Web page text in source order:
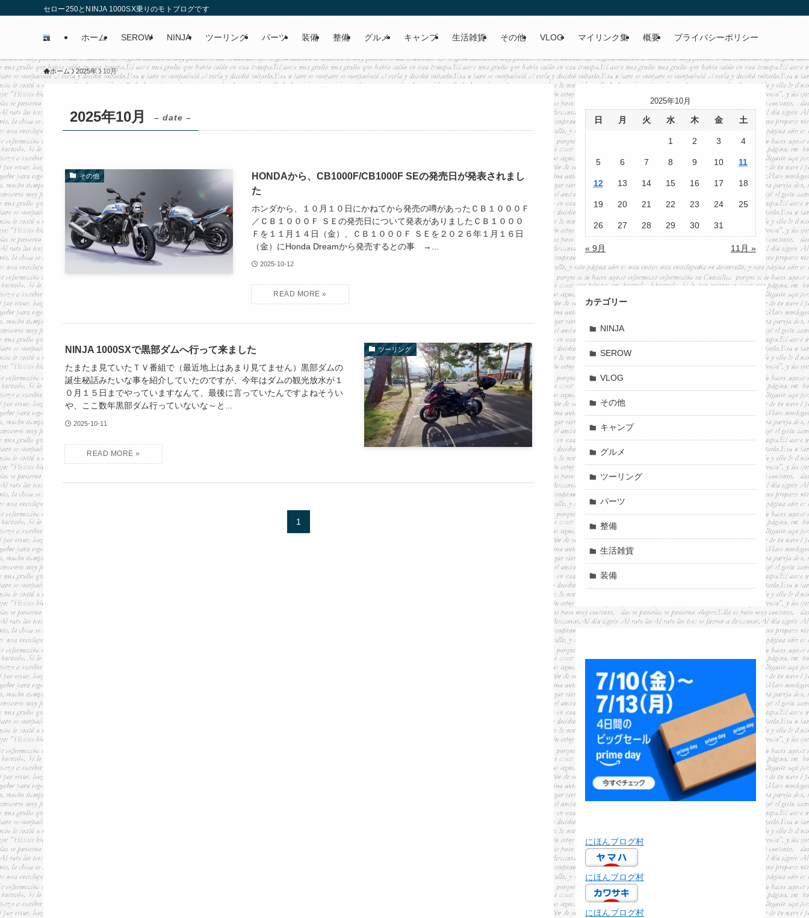
セロー250とNINJA 1000SX乗りのモトブログです
ホーム SEROW NINJA ツーリング パーツ 装備 整備 グルメ キャンプ 生活雑貨 その他 VLOG マイリンク集 概要 プライバシーポリシー
ホーム 2025年 10月
2025年10月 – date –
その他
HONDAから、CB1000F/CB1000F SEの発売日が発表されまし
た
ホンダから、１０月１０日にかねてから発売の噂があったＣＢ１０００Ｆ
／ＣＢ１０００Ｆ ＳＥの発売日について発表がありましたＣＢ１０００
Ｆを１１月１４日（金）、ＣＢ１０００Ｆ ＳＥを２０２６年１月１６日
（金）にHonda Dreamから発売するとの事 →...
2025-10-12
ツーリング
NINJA 1000SXで黒部ダムへ行って来ました
たまたま見ていたＴＶ番組で（最近地上はあまり見てません）黒部ダムの
誕生秘話みたいな事を紹介していたのですが、今年はダムの観光放水が１
０月１５日までやっていますなんて、最後に言っていたんですよねそうい
や、ここ数年黒部ダム行っていないな～と...
2025-10-11
1
2025年10月
日 月 火 水 木 金 土
1 2 3 4
5 6 7 8 9 10 11
12 13 14 15 16 17 18
19 20 21 22 23 24 25
26 27 28 29 30 31
« 9月 11月 »
カテゴリー
NINJA
SEROW
VLOG
その他
キャンプ
グルメ
ツーリング
パーツ
整備
生活雑貨
装備
にほんブログ村
にほんブログ村
にほんブログ村